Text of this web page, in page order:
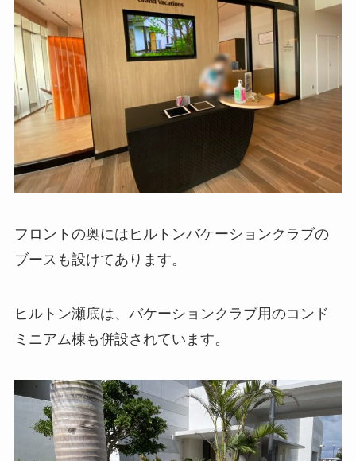
フロントの奥にはヒルトンバケーションクラブの
ブースも設けてあります。
ヒルトン瀬底は、バケーションクラブ用のコンド
ミニアム棟も併設されています。